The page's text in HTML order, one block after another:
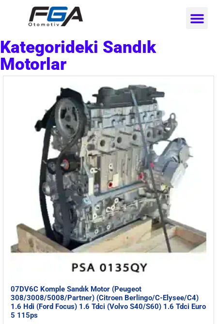
Kategorideki Sandık
Motorlar
07DV6C Komple Sandık Motor (Peugeot
308/3008/5008/Partner) (Citroen Berlingo/C-Elysee/C4)
1.6 Hdi (Ford Focus) 1.6 Tdci (Volvo S40/S60) 1.6 Tdci Euro
5 115ps